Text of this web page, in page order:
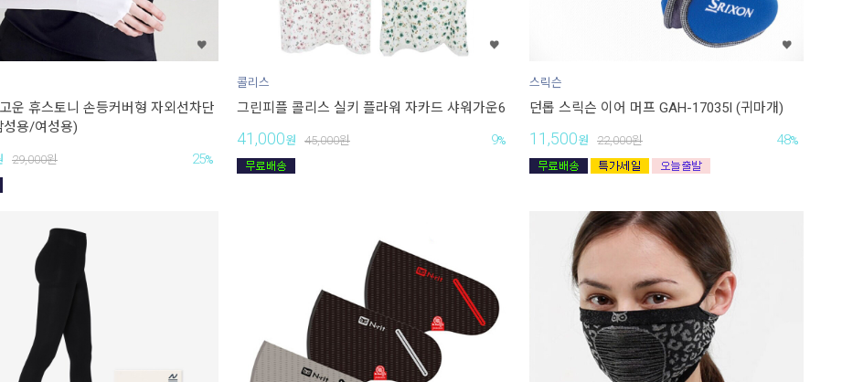
운 휴스토니 손등커버형 자외선차단
성용/여성용)
29,000원 25%
콜리스
그린피플 콜리스 실키 플라워 자카드 샤워가운6
41,000원 45,000원 9%
스릭슨
던롭 스릭슨 이어 머프 GAH-17035I (귀마개)
11,500원 22,000원 48%